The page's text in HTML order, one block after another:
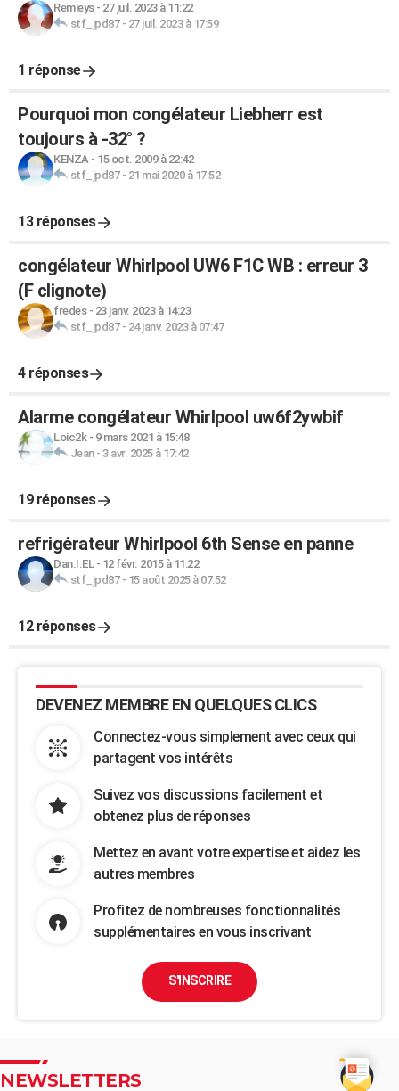
Remieys- 27 juil. 2023 à 11:22
stf_jpd87- 27 juil. 2023 à 17:59
1 réponse
Pourquoi mon congélateur Liebherr est
toujours à -32° ?
KENZA- 15 oct. 2009 à 22:42
stf_jpd87- 21 mai 2020 à 17:52
13 réponses
congélateur Whirlpool UW6 F1C WB : erreur 3
(F clignote)
fredes- 23 janv. 2023 à 14:23
stf_jpd87- 24 janv. 2023 à 07:47
4 réponses
Alarme congélateur Whirlpool uw6f2ywbif
Loic2k- 9 mars 2021 à 15:48
Jean- 3 avr. 2025 à 17:42
19 réponses
refrigérateur Whirlpool 6th Sense en panne
Dan.I.EL- 12 févr. 2015 à 11:22
stf_jpd87- 15 août 2025 à 07:52
12 réponses
DEVENEZ MEMBRE EN QUELQUES CLICS
Connectez-vous simplement avec ceux qui
partagent vos intérêts
Suivez vos discussions facilement et
obtenez plus de réponses
Mettez en avant votre expertise et aidez les
autres membres
Profitez de nombreuses fonctionnalités
supplémentaires en vous inscrivant
S'INSCRIRE
NEWSLETTERS